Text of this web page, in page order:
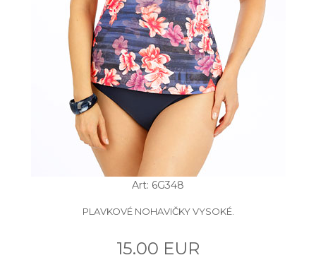
Art: 6G348
PLAVKOVÉ NOHAVIČKY VYSOKÉ.
15.00 EUR